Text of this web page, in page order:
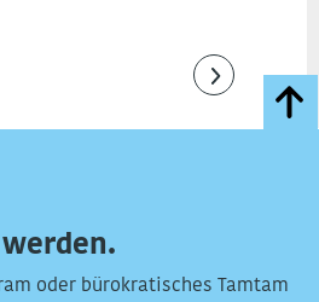
oder bürokratisches Tamtam